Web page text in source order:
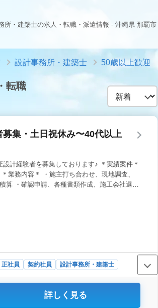
所・建築士の求人・転職・派遣情報 - 沖縄県 那覇市
設計事務所・建築士 50歳以上歓迎
転職
募集・土日祝休み〜40代以上
計経験者を募集しております♪ ＊実績案件＊
業務内容＊ ・施主打ち合わせ、現地調査、
算 ・確認申請、各種書類作成、施工会社選
募お待ちしております！
正社員 契約社員 設計事務所・建築士
では、1級建築士を急募しています。こ
長期間働ける環境が整っています。ま
詳しく見る